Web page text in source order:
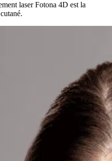
laser Fotona 4D est la